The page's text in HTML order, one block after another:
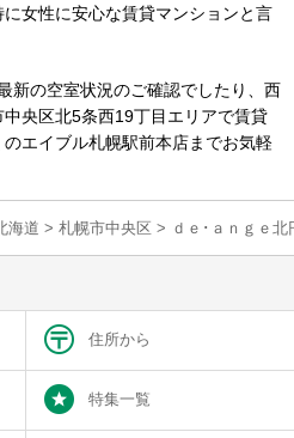
女性に安心な賃貸マンションと言
新の空室状況のご確認でしたり、西
央区北5条西19丁目エリアで賃貸
エイブル札幌駅前本店までお気軽
海道 > 札幌市中央区 > ｄｅ･ａｎｇｅ
住所から
特集一覧